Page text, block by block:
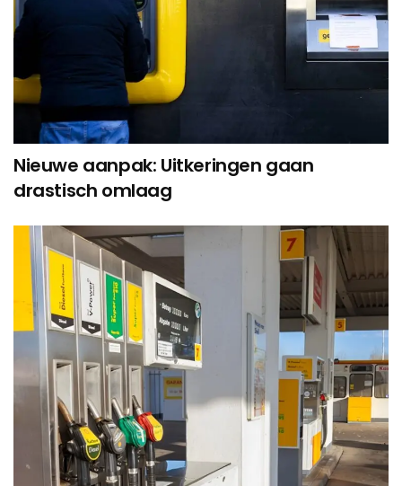
Nieuwe aanpak: Uitkeringen gaan
drastisch omlaag